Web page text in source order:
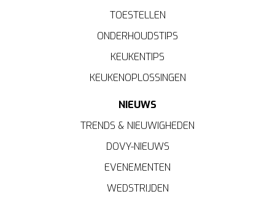
TOESTELLEN
ONDERHOUDSTIPS
KEUKENTIPS
KEUKENOPLOSSINGEN
NIEUWS
TRENDS & NIEUWIGHEDEN
DOVY-NIEUWS
EVENEMENTEN
WEDSTRIJDEN